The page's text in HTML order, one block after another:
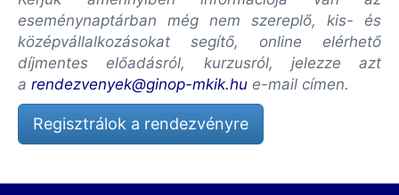
eseménynaptárban még nem szereplő, kis- és
középvállalkozásokat segítő, online elérhető
díjmentes előadásról, kurzusról, jelezze azt
a rendezvenyek@ginop-mkik.hu e-mail címen.
Regisztrálok a rendezvényre